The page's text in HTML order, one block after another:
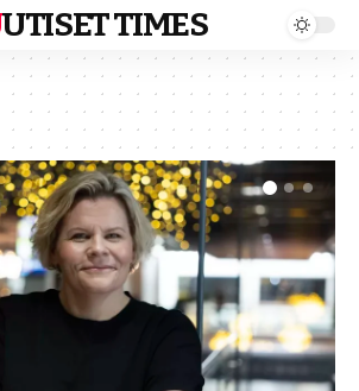
UUTISET TIMES